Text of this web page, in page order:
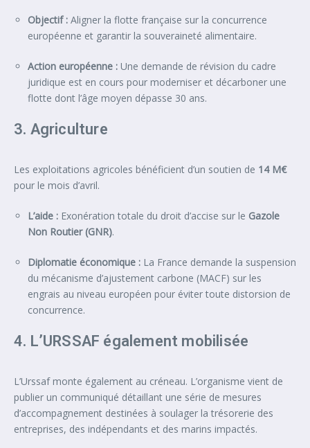
Objectif : Aligner la flotte française sur la concurrence
européenne et garantir la souveraineté alimentaire.
Action européenne : Une demande de révision du cadre
juridique est en cours pour moderniser et décarboner une
flotte dont l’âge moyen dépasse 30 ans.
3. Agriculture
Les exploitations agricoles bénéficient d’un soutien de 14 M€
pour le mois d’avril.
L’aide : Exonération totale du droit d’accise sur le Gazole
Non Routier (GNR).
Diplomatie économique : La France demande la suspension
du mécanisme d’ajustement carbone (MACF) sur les
engrais au niveau européen pour éviter toute distorsion de
concurrence.
4. L’URSSAF également mobilisée
L’Urssaf monte également au créneau. L’organisme vient de
publier un communiqué détaillant une série de mesures
d’accompagnement destinées à soulager la trésorerie des
entreprises, des indépendants et des marins impactés.